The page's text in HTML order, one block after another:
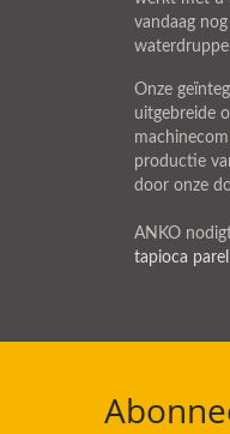
vandaag
Onze
uitgebreide
productie
door onze
ANKO
tapioca